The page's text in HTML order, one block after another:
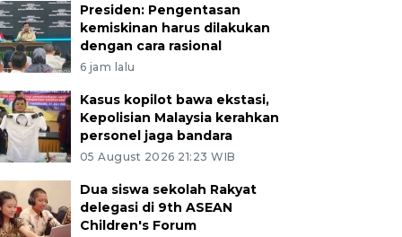
Presiden: Pengentasan
kemiskinan harus dilakukan
dengan cara rasional
6 jam lalu
Kasus kopilot bawa ekstasi,
Kepolisian Malaysia kerahkan
personel jaga bandara
05 August 2026 21:23 WIB
Dua siswa sekolah Rakyat
delegasi di 9th ASEAN
Children's Forum